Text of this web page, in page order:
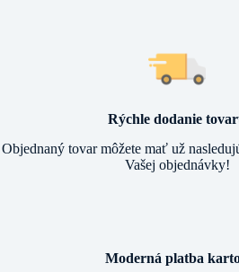
Rýchle dodanie
Objednaný tovar môžete mať už
Vašej objednávky!
Moderná platba